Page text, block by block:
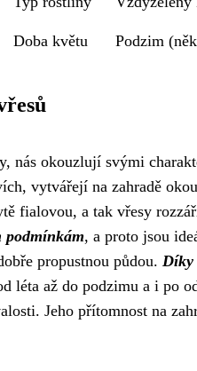
Doba květu Podzim
nás okouzlují svými
vytvářejí na zahradě
fialovou, a tak vřesy
podmínkám, a proto jsou
propustnou půdou. Díky
léta až do podzimu a i po
Jeho přítomnost na